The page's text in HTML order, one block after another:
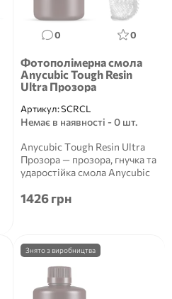
0 0
Фотополімерна смола
Anycubic Tough Resin
Ultra Прозора
Артикул:SCRCL
Немає в наявності - 0 шт.
Anycubic Tough Resin Ultra
Прозора — прозора, гнучка та
ударостійка смола Anycubic
1426 грн
Знято з виробництва